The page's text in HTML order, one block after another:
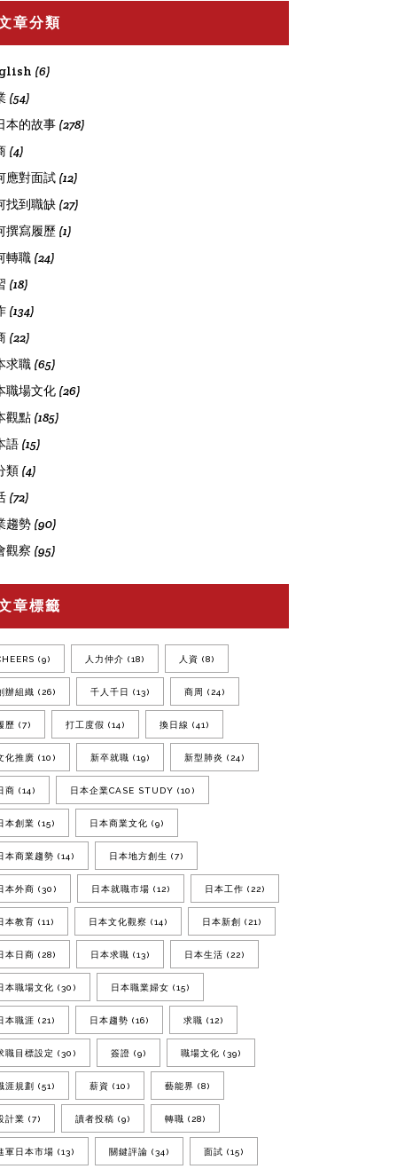
章分類
(6)
(54)
本的故事 (278)
(4)
應對面試 (12)
找到職缺 (27)
撰寫履歷 (1)
轉職 (24)
(18)
(134)
(22)
求職 (65)
職場文化 (26)
觀點 (185)
語 (15)
類 (4)
(72)
趨勢 (90)
觀察 (95)
章標籤
(9) 人力仲介 (18) 人資 (8)
辦組織 (26) 千人千日 (13) 商周 (24)
歷 (7) 打工度假 (14) 換日線 (41)
化推廣 (10) 新卒就職 (19) 新型肺炎 (24)
商 (14) 日本企業CASE STUDY (10)
本創業 (15) 日本商業文化 (9)
本商業趨勢 (14) 日本地方創生 (7)
本外商 (30) 日本就職市場 (12) 日本工作 (22)
本教育 (11) 日本文化觀察 (14) 日本新創 (21)
本日商 (28) 日本求職 (13) 日本生活 (22)
本職場文化 (30) 日本職業婦女 (15)
本職涯 (21) 日本趨勢 (16) 求職 (12)
職目標設定 (30) 簽證 (9) 職場文化 (39)
涯規劃 (51) 薪資 (10) 藝能界 (8)
計業 (7) 讀者投稿 (9) 轉職 (28)
軍日本市場 (13) 關鍵評論 (34) 面試 (15)